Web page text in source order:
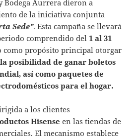
Bodega Aurrera dieron a
de la iniciativa conjunta
Sede”. Esta campaña se llevará
comprendido del1 al 31
como propósito principal otorgar
la posibilidad de ganar boletos
así como paquetes de
para el hogar.
a los clientes
Hisense en las tiendas de
El mecanismo establece